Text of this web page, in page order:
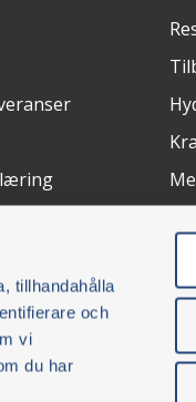
tillhandahålla
och
vi
du har